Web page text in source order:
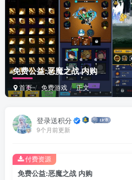
免费公益:恶魔之战 内购
首页 免费游戏 正文
登录送积分
9个月前更新
免费公益:恶魔之战 内购
付费资源